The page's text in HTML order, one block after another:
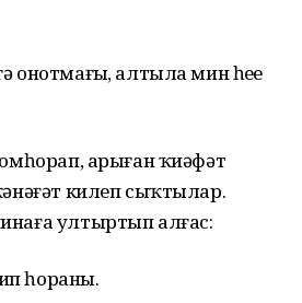
алтыла мин һеҙҙе
арыған ҡиәфәт
килеп сыҡтылар.
ултыртып алғас:
һораны.